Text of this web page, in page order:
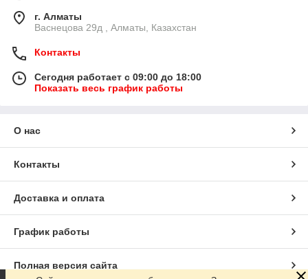
г. Алматы
Васнецова 29д , Алматы, Казахстан
Контакты
Сегодня работает с 09:00 до 18:00
Показать весь график работы
О нас
Контакты
Доставка и оплата
График работы
Полная версия сайта